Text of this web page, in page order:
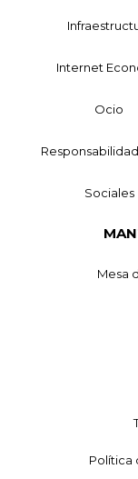
Internet
Ocio
Sociales
Mesa
Política